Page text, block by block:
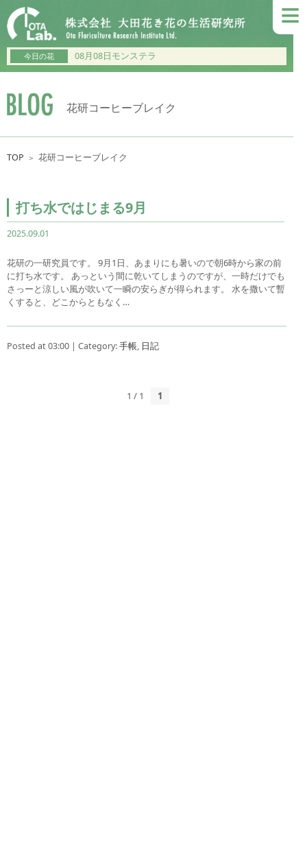
≡
今日の花 08月08日モンステラ
花研コーヒーブレイク
TOP ＞ 花研コーヒーブレイク
打ち水ではじまる9月
2025.09.01
花研の一研究員です。 9月1日、あまりにも暑いので朝6時から家の前
に打ち水です。 あっという間に乾いてしまうのですが、一時だけでも
さっーと涼しい風が吹いて一瞬の安らぎが得られます。 水を撒いて暫
くすると、どこからともなく…
Posted at 03:00 | Category:手帳, 日記
1 / 1 1